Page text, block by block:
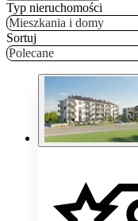
Typ nieruchomości
Mieszkania i domy
Sortuj
Polecane